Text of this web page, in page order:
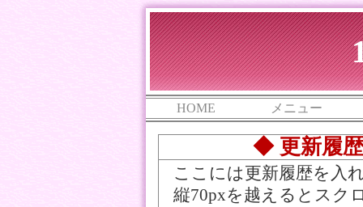
HOME メニュー
◆ 更新履
ここには更新履歴を入
縦70pxを越えるとスク